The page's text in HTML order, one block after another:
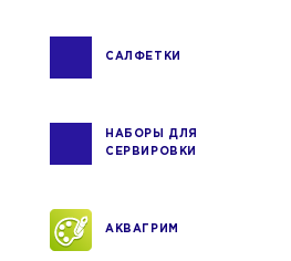
САЛФЕТКИ
НАБОРЫ ДЛЯ
СЕРВИРОВКИ
АКВАГРИМ